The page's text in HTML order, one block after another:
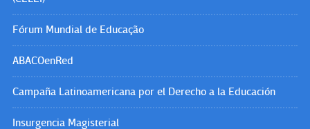
Fórum Mundial de Educação
ABACOenRed
Campaña Latinoamericana por el Derecho a la Educación
Insurgencia Magisterial